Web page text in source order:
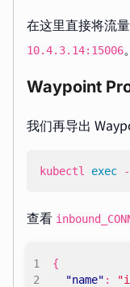
在这里直接将流
10.4.3.14:15006。
Waypoint
我们再导出
kubectl exec
查看
{
"name" :